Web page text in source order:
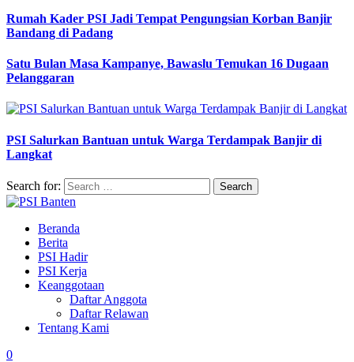
Rumah Kader PSI Jadi Tempat Pengungsian Korban Banjir
Bandang di Padang
Satu Bulan Masa Kampanye, Bawaslu Temukan 16 Dugaan
Pelanggaran
PSI Salurkan Bantuan untuk Warga Terdampak Banjir di
Langkat
Search for:
Beranda
Berita
PSI Hadir
PSI Kerja
Keanggotaan
Daftar Anggota
Daftar Relawan
Tentang Kami
0